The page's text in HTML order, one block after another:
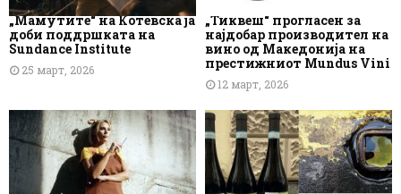
„Мамутите“ на Котевска ја
доби поддршката на
Sundance Institute
25 март, 2026
„Тиквеш“ прогласен за
најдобар производител на
вино од Македонија на
престижниот Mundus Vini
12 март, 2026